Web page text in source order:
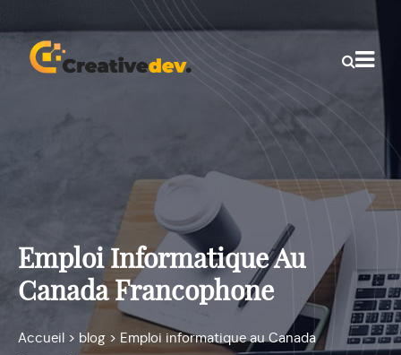
Emploi Informatique Au
Canada Francophone
Accueil > blog > Emploi informatique au Canada